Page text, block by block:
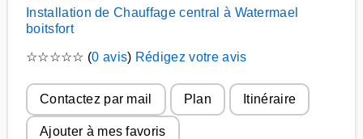
Installation de Chauffage central à Watermael
boitsfort
☆☆☆☆☆ (0 avis) Rédigez votre avis
Contactez par mail Plan Itinéraire
Ajouter à mes favoris